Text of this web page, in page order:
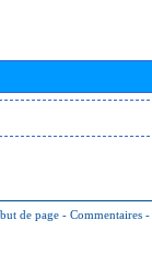
de page - Commentaires -